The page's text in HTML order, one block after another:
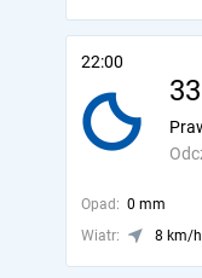
22:00
Opad: 0 mm
Wiatr:
8 km/h